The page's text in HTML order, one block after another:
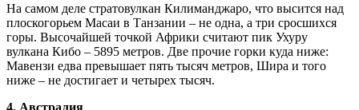
На самом деле стратовулкан Килиманджаро, что высится над
плоскогорьем Масаи в Танзании – не одна, а три сросшихся
горы. Высочайшей точкой Африки считают пик Ухуру
вулкана Кибо – 5895 метров. Две прочие горки куда ниже:
Мавензи едва превышает пять тысяч метров, Шира и того
ниже – не достигает и четырех тысяч.